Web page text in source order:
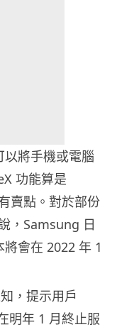
以將手機或電腦
功能算是
賣點。對於部份
，Samsung 日
會在 2022 年 1
，提示用戶
明年 1 月終止服